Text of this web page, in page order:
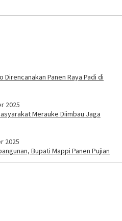
Panen Raya Padi di
2025
Merauke Diimbau Jaga
2025
Bupati Mappi Panen Pujian